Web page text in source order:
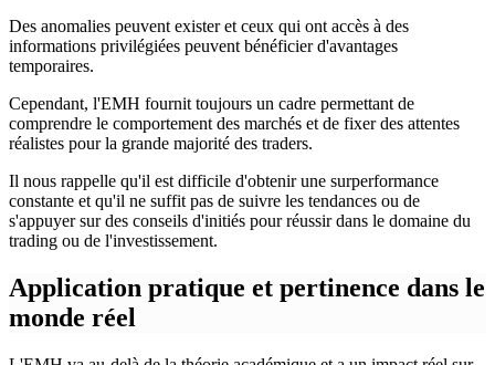
Des anomalies peuvent exister et ceux qui ont accès à des
informations privilégiées peuvent bénéficier d'avantages
temporaires.
Cependant, l'EMH fournit toujours un cadre permettant de
comprendre le comportement des marchés et de fixer des attentes
réalistes pour la grande majorité des traders.
Il nous rappelle qu'il est difficile d'obtenir une surperformance
constante et qu'il ne suffit pas de suivre les tendances ou de
s'appuyer sur des conseils d'initiés pour réussir dans le domaine du
trading ou de l'investissement.
Application pratique et pertinence dans le
monde réel